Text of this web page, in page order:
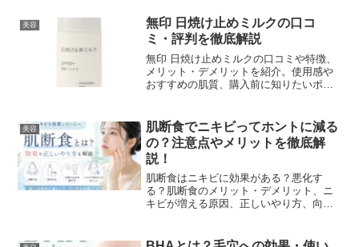
美容
無印 日焼け止めミルクの口コ
ミ・評判を徹底解説
無印 日焼け止めミルクの口コミや特徴、
メリット・デメリットを紹介。使用感や
おすすめの肌質、購入前に知りたいポイ
美容
肌断食でニキビってホントに減る
の？注意点やメリットを徹底解
説！
肌断食はニキビに効果がある？悪化す
る？肌断食のメリット・デメリット、ニ
キビが増える原因、正しいやり方、向い